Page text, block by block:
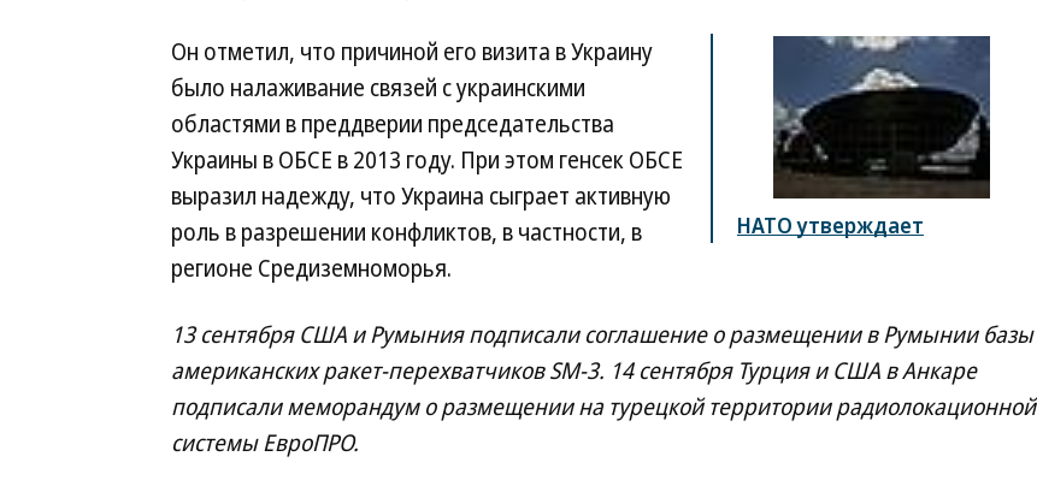
НАТО утверждает
Он отметил, что причиной его визита в Украину
было налаживание связей с украинскими
областями в преддверии председательства
Украины в ОБСЕ в 2013 году. При этом генсек ОБСЕ
выразил надежду, что Украина сыграет активную
роль в разрешении конфликтов, в частности, в
регионе Средиземноморья.
13 сентября США и Румыния подписали соглашение о размещении в Румынии базы
американских ракет-перехватчиков SM-3. 14 сентября Турция и США в Анкаре
подписали меморандум о размещении на турецкой территории радиолокационной
системы ЕвроПРО.